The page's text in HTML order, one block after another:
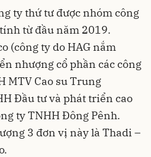
ty thứ tư được nhóm công
từ đầu năm 2019.
(công ty do HAG nắm
nhượng cổ phần các công
MTV Cao su Trung
Đầu tư và phát triển cao
ty TNHH Đông Pênh.
3 đơn vị này là Thadi –